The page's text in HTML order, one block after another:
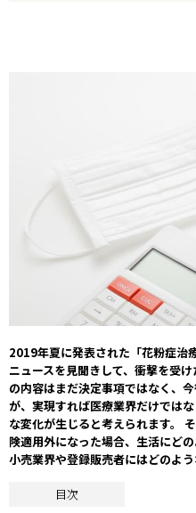
2019年夏に発表された「花粉症治
ニュースを見聞きして、衝撃を受
の内容はまだ決定事項ではなく、
が、実現すれば医療業界だけでは
な変化が生じると考えられます。
険適用外になった場合、生活にど
小売業界や登録販売者にはどのよ
目次